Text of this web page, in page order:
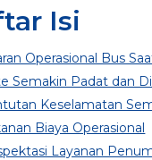
Isi
Operasional Bus
Semakin Padat dan
Keselamatan
Biaya Operasional
Layanan